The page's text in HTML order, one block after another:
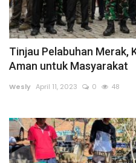
Tinjau Pelabuhan Merak,
Aman untuk Masyarakat
Wesly April 11, 2023 0 48